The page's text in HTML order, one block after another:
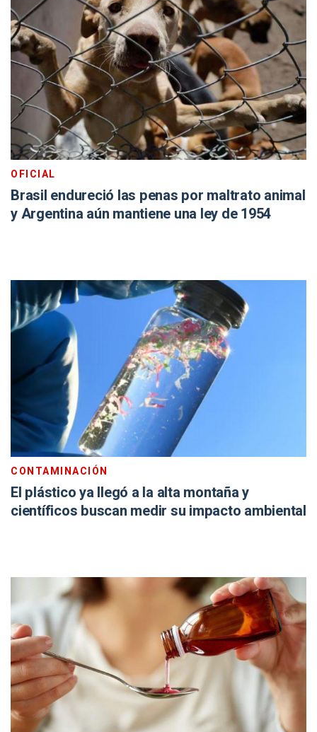
OFICIAL
Brasil endureció las penas por maltrato animal
y Argentina aún mantiene una ley de 1954
CONTAMINACIÓN
El plástico ya llegó a la alta montaña y
científicos buscan medir su impacto ambiental